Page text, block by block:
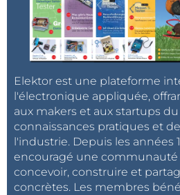
Elektor est une plateforme
l'électronique appliquée,
aux makers et aux startups
connaissances pratiques et
l'industrie. Depuis les années
encouragé une communauté
concevoir, construire et
concrètes. Les membres